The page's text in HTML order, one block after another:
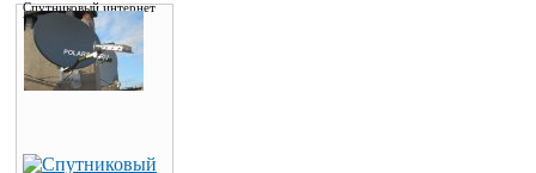
Спутниковый интернет
Yamal 402